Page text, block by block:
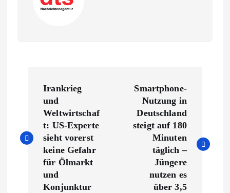
i
Irankrieg
und
Weltwirtschaf
t: US-Experte
sieht vorerst
keine Gefahr
für Ölmarkt
und
Konjunktur
Smartphone-
Nutzung in
Deutschland
steigt auf 180
Minuten
täglich –
Jüngere
nutzen es
über 3,5